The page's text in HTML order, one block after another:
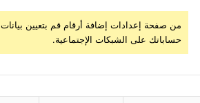
من صفحة إعدادات إضافة أرقام قم بتعيين بيانات
حساباتك على الشبكات الإجتماعية.